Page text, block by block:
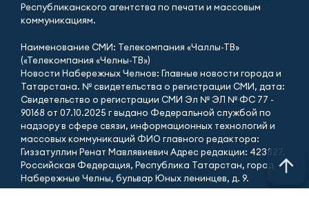
Республиканского агентства по печати и массовым
коммуникациям.
Наименование СМИ: Телекомпания «Чаллы-ТВ»
(«Телекомпания «Челны-ТВ»)
Новости Набережных Челнов: Главные новости города и
Татарстана. № свидетельства о регистрации СМИ, дата:
Свидетельство о регистрации СМИ Эл № ЭЛ № ФС 77 -
90168 от 07.10.2025 г выдано Федеральной службой по
надзору в сфере связи, информационных технологий и
массовых коммуникаций ФИО главного редактора:
Гиззатуллин Ренат Мавлявиевич Адрес редакции: 423827,
Российская Федерация, Республика Татарстан, город
Набережные Челны, бульвар Юных ленинцев, д. 9.